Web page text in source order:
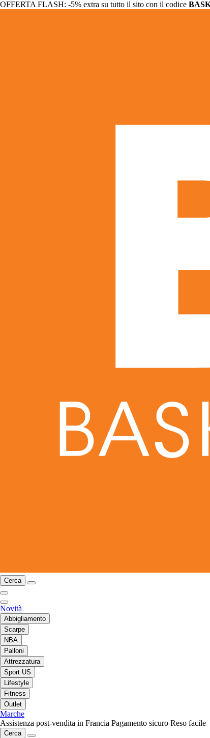
OFFERTA FLASH: -5% extra su tutto il sito con il codice
Cerca
Novità
Abbigliamento
Scarpe
NBA
Palloni
Attrezzatura
Sport US
Lifestyle
Fitness
Outlet
Marche
Assistenza post-vendita in Francia Pagamento sicuro Reso facile
Cerca